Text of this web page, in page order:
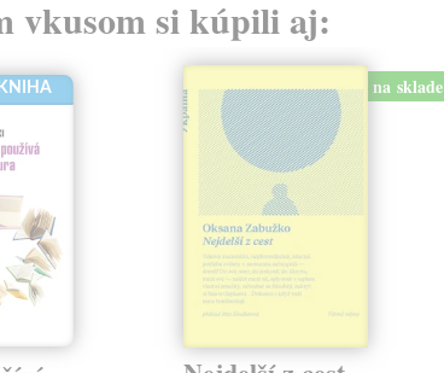
vkusom si kúpili aj:
na sklade